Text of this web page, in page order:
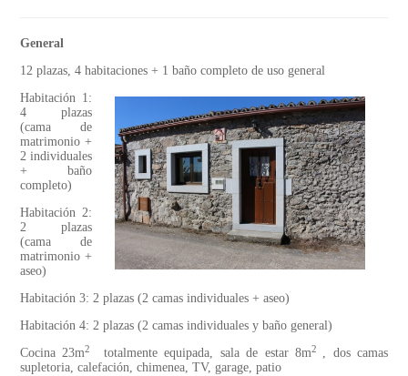
General
12 plazas, 4 habitaciones + 1 baño completo de uso general
Habitación 1:
4 plazas
(cama de
matrimonio +
2 individuales
+ baño
completo)
Habitación 2:
2 plazas
(cama de
matrimonio +
aseo)
Habitación 3: 2 plazas (2 camas individuales + aseo)
Habitación 4: 2 plazas (2 camas individuales y baño general)
Cocina 23m2 totalmente equipada, sala de estar 8m2 , dos camas
supletoria, calefación, chimenea, TV, garage, patio